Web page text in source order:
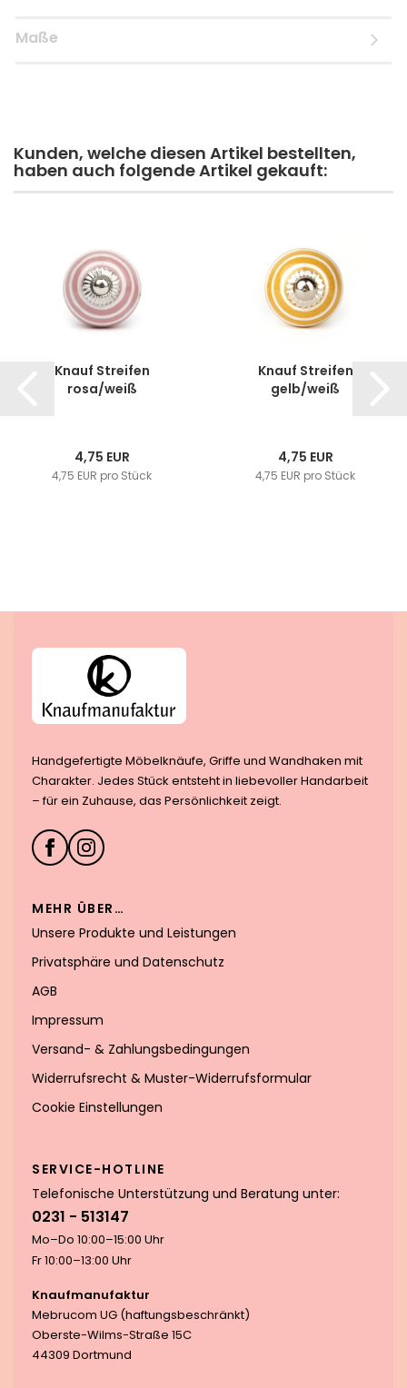
Maße
Kunden, welche diesen Artikel bestellten,
haben auch folgende Artikel gekauft:
Knauf Streifen
rosa/weiß
4,75 EUR
4,75 EUR pro Stück
Knauf Streifen
gelb/weiß
4,75 EUR
4,75 EUR pro Stück
Handgefertigte Möbelknäufe, Griffe und Wandhaken mit
Charakter. Jedes Stück entsteht in liebevoller Handarbeit
– für ein Zuhause, das Persönlichkeit zeigt.
MEHR ÜBER…
Unsere Produkte und Leistungen
Privatsphäre und Datenschutz
AGB
Impressum
Versand- & Zahlungsbedingungen
Widerrufsrecht & Muster-Widerrufsformular
Cookie Einstellungen
SERVICE-HOTLINE
Telefonische Unterstützung und Beratung unter:
0231 - 513147
Mo–Do 10:00–15:00 Uhr
Fr 10:00–13:00 Uhr
Knaufmanufaktur
Mebrucom UG (haftungsbeschränkt)
Oberste-Wilms-Straße 15C
44309 Dortmund